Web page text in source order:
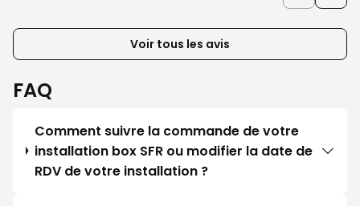
pour moi ,car
région alors
jours c'est
Voir tous les avis
FAQ
Comment suivre la commande de votre
installation box SFR ou modifier la date de
RDV de votre installation ?